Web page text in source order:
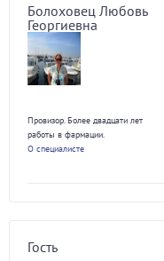
Болоховец Любовь
Георгиевна
Провизор. Более двадцати лет
работы в фармации.
О специалисте
Гость